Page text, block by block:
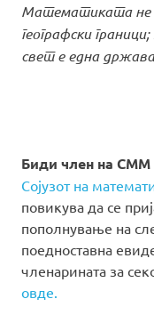
Математиката не
географски
свет е една
Биди член на СММ
Сојузот на
повикува да се
пополнување на
поедноставна
членарината за
овде.